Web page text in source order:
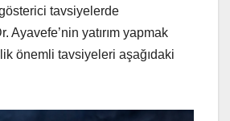
gösterici tavsiyelerde
Ayavefe’nin yatırım yapmak
önemli tavsiyeleri aşağıdaki